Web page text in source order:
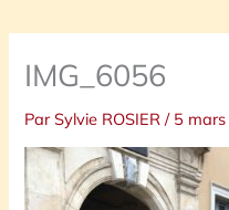
IMG_6056
ParSylvie ROSIER/ 5